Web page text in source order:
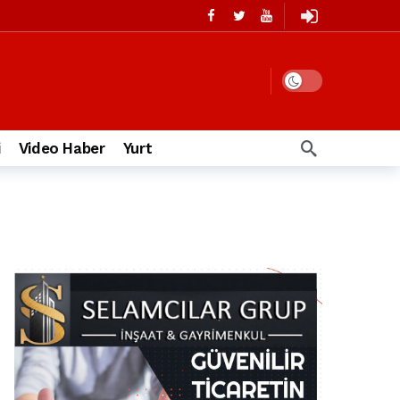
Video Haber Yurt